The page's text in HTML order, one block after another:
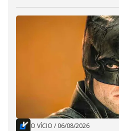
O VÍCIO / 06/08/2026